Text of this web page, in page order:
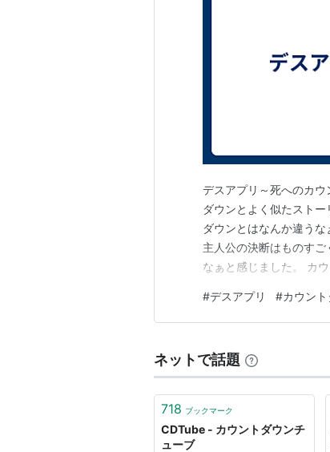
デスアプリ～死へのカ
ダウンとよく似たスト
ダウンとはなんか違う
主人公の決断はものす
なぁと感じました。 カ
物でタイムがゼロになる
余韻を残したので２が
#デスアプリ #カウン
ネットで話題
718 ブックマーク
CDTube - カウントダウンチ
ューブ